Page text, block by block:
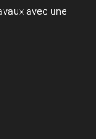
avec une